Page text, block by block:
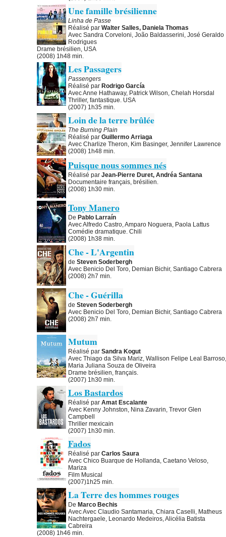
Une famille brésilienne
Linha de Passe
Réalisé par Walter Salles, Daniela Thomas
Avec Sandra Corveloni, João Baldasserini, José Geraldo
Rodrigues
Drame brésilien, USA
(2008) 1h48 min.
Les Passagers
Passengers
Réalisé par Rodrigo García
Avec Anne Hathaway, Patrick Wilson, Chelah Horsdal
Thriller, fantastique. USA
(2007) 1h35 min.
Loin de la terre brûlée
The Burning Plain
Réalisé par Guillermo Arriaga
Avec Charlize Theron, Kim Basinger, Jennifer Lawrence
(2008) 1h48 min.
Puisque nous sommes nés
Réalisé par Jean-Pierre Duret, Andréa Santana
Documentaire français, brésilien.
(2008) 1h30 min.
Tony Manero
De Pablo Larraín
Avec Alfredo Castro, Amparo Noguera, Paola Lattus
Comédie dramatique. Chili
(2008) 1h38 min.
Che - L'Argentin
de Steven Soderbergh
Avec Benicio Del Toro, Demian Bichir, Santiago Cabrera
(2008) 2h7 min.
Che - Guérilla
de Steven Soderbergh
Avec Benicio Del Toro, Demian Bichir, Santiago Cabrera
(2008) 2h7 min.
Mutum
Réalisé par Sandra Kogut
Avec Thiago da Silva Mariz, Wallison Felipe Leal Barroso,
Maria Juliana Souza de Oliveira
Drame brésilien, français.
(2007) 1h30 min.
Los Bastardos
Réalisé par Amat Escalante
Avec Kenny Johnston, Nina Zavarin, Trevor Glen
Campbell
Thriller mexicain
(2007) 1h30 min.
Fados
Réalisé par Carlos Saura
Avec Chico Buarque de Hollanda, Caetano Veloso,
Mariza
Film Musical
(2007)1h25 min.
La Terre des hommes rouges
De Marco Bechis
Avec Avec Claudio Santamaria, Chiara Caselli, Matheus
Nachtergaele, Leonardo Medeiros, Alicélia Batista
Cabreira
(2008) 1h46 min.